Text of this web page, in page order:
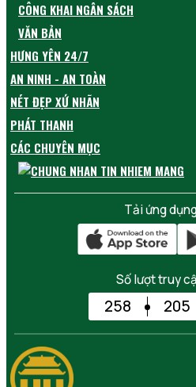
CÔNG KHAI NGÂN SÁCH
VĂN BẢN
HƯNG YÊN 24/7
AN NINH - AN TOÀN
NÉT ĐẸP XỨ NHÃN
PHÁT THANH
CÁC CHUYÊN MỤC
Tải ứng
Số lượt truy
258 205